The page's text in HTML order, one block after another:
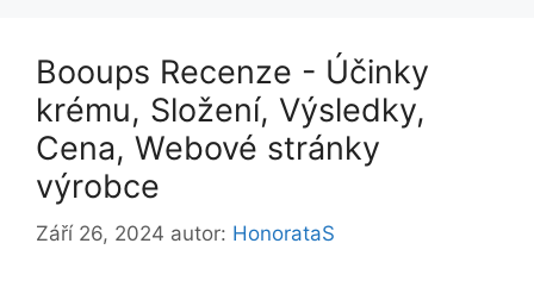
Booups Recenze - Účinky
krému, Složení, Výsledky,
Cena, Webové stránky
výrobce
Září 26, 2024 autor: HonorataS